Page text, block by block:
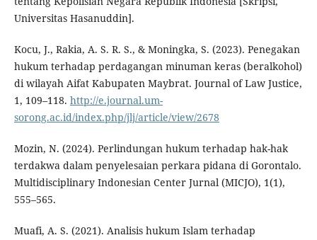
Universitas Hasanuddin].
Kocu, J., Rakia, A. S. R. S., & Moningka, S. (2023). Penegakan
hukum terhadap perdagangan minuman keras (beralkohol)
di wilayah Aifat Kabupaten Maybrat. Journal of Law Justice,
1, 109–118. http://e.journal.um-
sorong.ac.id/index.php/jlj/article/view/2678
Mozin, N. (2024). Perlindungan hukum terhadap hak-hak
terdakwa dalam penyelesaian perkara pidana di Gorontalo.
Multidisciplinary Indonesian Center Jurnal (MICJO), 1(1),
555–565.
Muafi, A. S. (2021). Analisis hukum Islam terhadap